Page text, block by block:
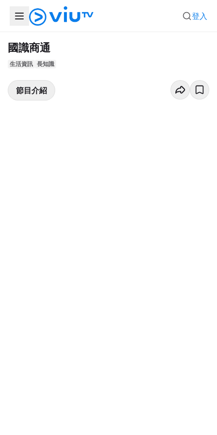
登入
國識商通
生活資訊 長知識
節目介紹